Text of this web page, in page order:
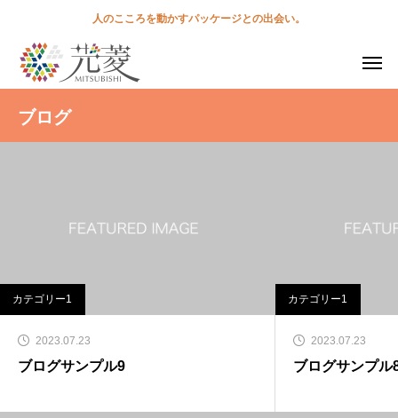
人のこころを動かすパッケージとの出会い。
ブログ
カテゴリー1
2023.07.23
ブログサンプル9
カテゴリー1
2023.07.23
ブログサンプル